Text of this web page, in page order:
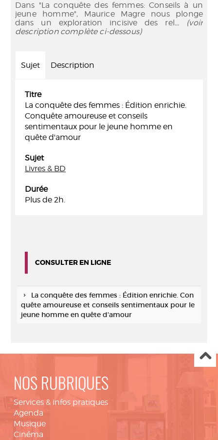
Dans "La conquête des femmes: Conseils à un
jeune homme", Maurice Magre nous plonge
dans un exploration incisive des rel... (voir
description complète ci-dessous)
Sujet Description
Titre
La conquête des femmes : Édition enrichie.
Conquête amoureuse et conseils
sentimentaux pour le jeune homme en
quête d'amour
Sujet
Livres & BD
Durée
Plus de 2h.
CONSULTER EN LIGNE
La conquête des femmes : Édition enrichie. Con
quête amoureuse et conseils sentimentaux pour le
jeune homme en quête d'amour
NOS RUBRIQUES
Services & infos pratiques
Agenda
Musique
Cinéma